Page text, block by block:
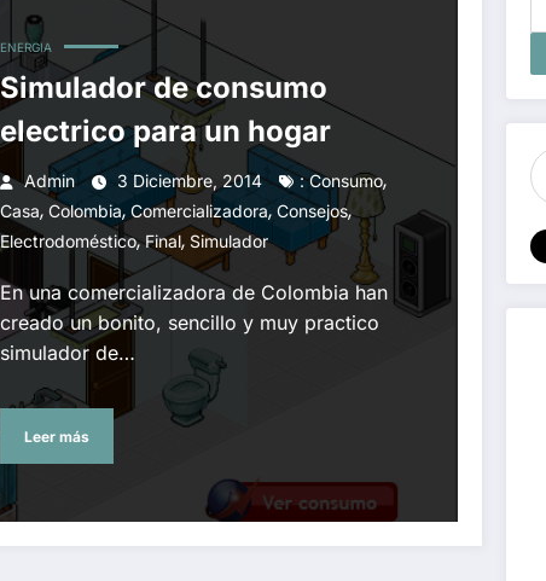
ENERGIA
Simulador de consumo
electrico para un hogar
Admin 3 Diciembre, 2014 : Consumo,
Casa, Colombia, Comercializadora, Consejos,
Electrodoméstico,Final, Simulador
En una comercializadora de Colombia han
creado un bonito, sencillo y muy practico
simulador de…
Leer más